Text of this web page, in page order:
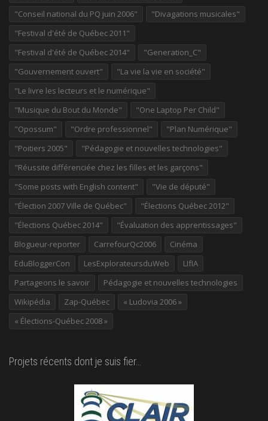
"Conseil national du PQ juin 2006"
"Divagations musicales"
"Festival d'été de Québec 2011"
"Festival d'été de Québec 2014"
"Generation_C"
"Gouvernement ouvert"
"La vie la vie en société"
"Le livre les lecteurs et le numérique"
"Musique du Bout du Monde"
"One Laptop Per Child"
"Opossum"
"Ordre professionnel"
"Plan Numérique"
"Poitiers 2005"
"Pédagogie et nouvelles technologies"
"Réussite différenciée chez les filles et les garçons"
"Some posts with English content"
"Vie de député"
"Élection 2007 Ville de Québec"
"Élections Québec 2012"
"Élections Québec 2014"
"Évaluation des apprentissages"
Blogueur-reporter
CarrefourQc2006
Cinéma
EduBloggerCon
LesExplorateursduWeb
LIfIA
Partageons le savoir
Pédagogie et nouvelles technologies
Wikipédia
Zap-Québec
« Ludovia 2006 »
« Élections-Québec 2008 »
Projets récents dont je suis fier…